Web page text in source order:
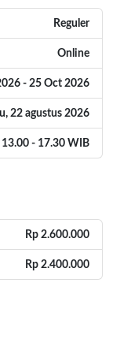
Reguler
Online
- 25 Oct 2026
22 agustus 2026
13.00 - 17.30 WIB
Rp 2.600.000
Rp 2.400.000